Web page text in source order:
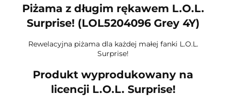
Piżama z długim rękawem L.O.L.
Surprise! (LOL5204096 Grey 4Y)
Rewelacyjna piżama dla każdej małej fanki L.O.L.
Surprise!
Produkt wyprodukowany na
licencji L.O.L. Surprise!